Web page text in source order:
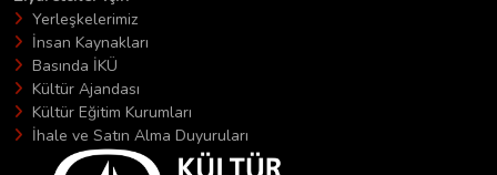
Yerleşkelerimiz
İnsan Kaynakları
Basında İKÜ
Kültür Ajandası
Kültür Eğitim Kurumları
İhale ve Satın Alma Duyuruları